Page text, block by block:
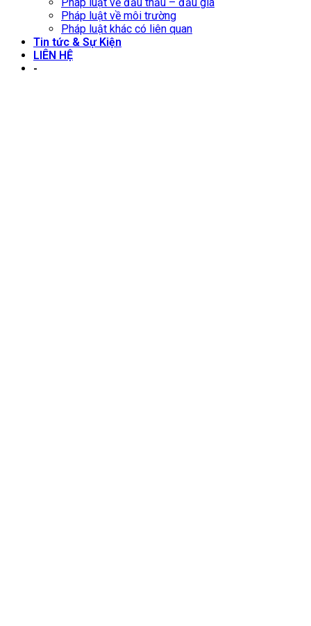
Pháp luật về đấu thầu – đấu giá
Pháp luật về môi trường
Pháp luật khác có liên quan
Tin tức & Sự Kiện
LIÊN HỆ
-